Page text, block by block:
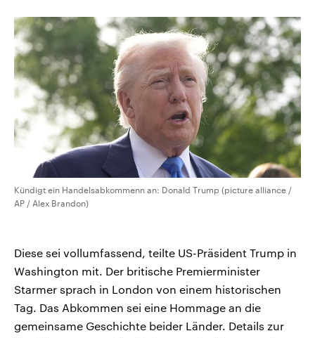
Umfragen, Prognosen,
Wahlprogramme, aktuelle Berichte
und Hintergründe zu den Parteien
und Kandidaten der anstehenden
Wahl.
Sendungen Programm Podcasts
Audio-Archiv
Kündigt ein Handelsabkommenn an: Donald Trump (picture alliance /
AP / Alex Brandon)
Diese sei vollumfassend, teilte US-Präsident Trump in
Washington mit. Der britische Premierminister
Starmer sprach in London von einem historischen
Tag. Das Abkommen sei eine Hommage an die
gemeinsame Geschichte beider Länder. Details zur